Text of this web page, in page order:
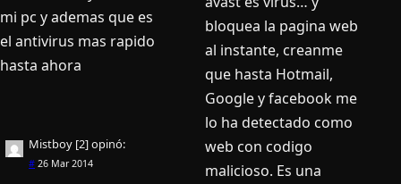
mi pc y ademas que es
el antivirus mas rapido
hasta ahora
Mistboy [2]opinó:
# 26 Mar 2014
bloquea la pagina web
al instante, creanme
que hasta Hotmail,
Google y facebook me
lo ha detectado como
web con codigo
malicioso. Es una